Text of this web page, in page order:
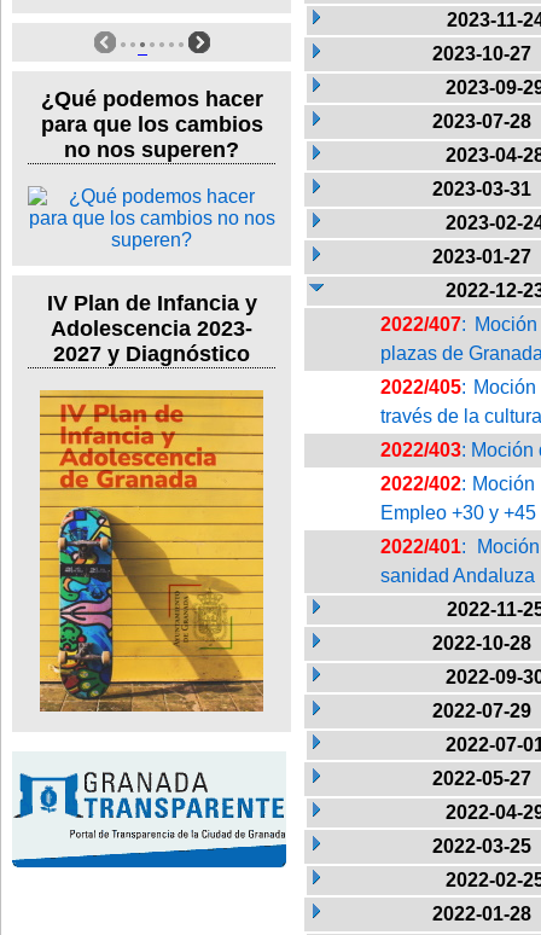
¿Qué podemos hacer
para que los cambios
no nos superen?
IV Plan de Infancia y
Adolescencia 2023-
2027 y Diagnóstico
2023-11-
2023-10-27
2023-09-
2023-07-28
2023-04-
2023-03-31
2023-02-
2023-01-27
2022-12-
2022/407:
plazas de
2022/405:
través de la
2022/403: Moción
2022/402:
Empleo +30 y +45
2022/401:
sanidad Andaluza
2022-11-
2022-10-28
2022-09-
2022-07-29
2022-07-
2022-05-27
2022-04-
2022-03-25
2022-02-
2022-01-28